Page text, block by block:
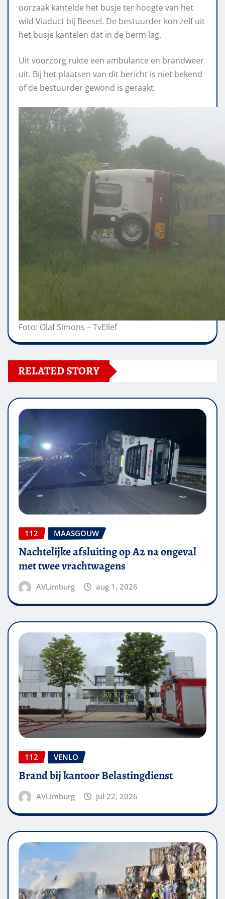
oorzaak kantelde het busje ter hoogte van het
wild Viaduct bij Beesel. De bestuurder kon zelf uit
het busje kantelen dat in de berm lag.
Uit voorzorg rukte een ambulance en brandweer
uit. Bij het plaatsen van dit bericht is niet bekend
of de bestuurder gewond is geraakt.
Foto: Olaf Simons – TvEllef
RELATED STORY
112 MAASGOUW
Nachtelijke afsluiting op A2 na ongeval
met twee vrachtwagens
AVLimburg aug 1, 2026
112 VENLO
Brand bij kantoor Belastingdienst
AVLimburg jul 22, 2026